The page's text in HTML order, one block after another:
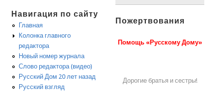
Навигация по сайту
Главная
Колонка главного
редактора
Новый номер журнала
Слово редактора (видео)
Русский Дом 20 лет назад
Русский взгляд
Пожертвования
Помощь «Русскому Дому»
Дорогие братья и сестры!